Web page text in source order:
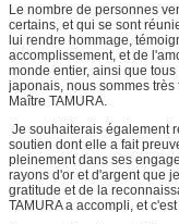
Le nombre de personnes
certains, et qui se sont
lui rendre hommage,
accomplissement, et de
monde entier, ainsi que
japonais, nous sommes
Maître TAMURA.
Je souhaiterais également
soutien dont elle a fait
pleinement dans ses
rayons d'or et d'argent que
gratitude et de la
TAMURA a accompli, et